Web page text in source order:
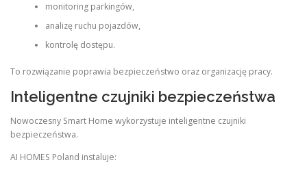
monitoring parkingów,
analizę ruchu pojazdów,
kontrolę dostępu.
To rozwiązanie poprawia bezpieczeństwo oraz organizację pracy.
Inteligentne czujniki bezpieczeństwa
Nowoczesny Smart Home wykorzystuje inteligentne czujniki
bezpieczeństwa.
AI HOMES Poland instaluje: